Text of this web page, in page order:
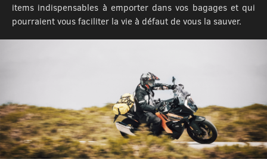
items indispensables à emporter dans vos bagages et qui
pourraient vous faciliter la vie à défaut de vous la sauver.